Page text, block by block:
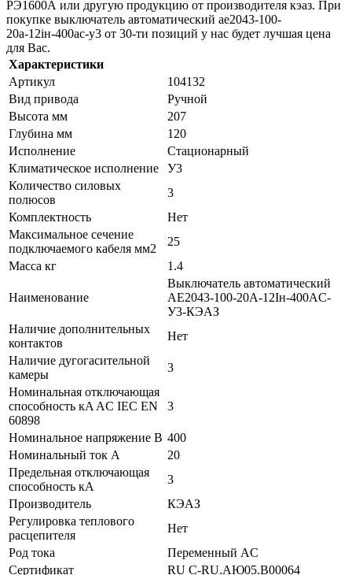
РЭ1600А или другую продукцию от производителя кэаз. При
покупке выключатель автоматический ае2043-100-
20а-12iн-400ac-у3 от 30-ти позиций у нас будет лучшая цена
для Вас.
Характеристики
Артикул
104132
Вид привода
Ручной
Высота мм
207
Глубина мм
120
Исполнение
Стационарный
Климатическое исполнение
У3
Количество силовых
полюсов
3
Комплектность
Нет
Максимальное сечение
подключаемого кабеля мм2
25
Масса кг
1.4
Наименование
Выключатель автоматический
АЕ2043-100-20А-12Iн-400AC-
У3-КЭАЗ
Наличие дополнительных
контактов
Нет
Наличие дугогасительной
камеры
3
Номинальная отключающая
способность кA AC IEC EN
60898
3
Номинальное напряжение В 400
Номинальный ток А
20
Предельная отключающая
способность кA
3
Производитель
КЭАЗ
Регулировка теплового
расцепителя
Нет
Род тока
Переменный AC
Сертификат
RU C-RU.АЮ05.B00064